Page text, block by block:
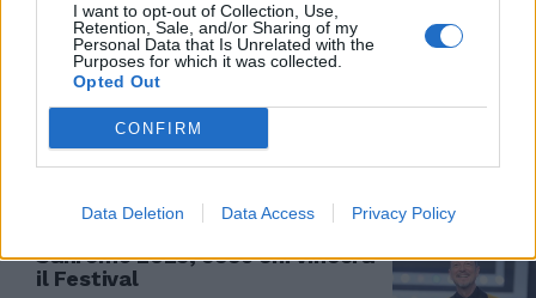
I want to opt-out of Collection, Use,
Retention, Sale, and/or Sharing of my
Personal Data that Is Unrelated with the
Purposes for which it was collected.
Opted Out
CONFIRM
Data Deletion Data Access Privacy Policy
CONTO ALLA ROVESCIA
"Måneskin a Sanremo".
L'annuncio di Amadeus. Perché
al Tg1 non c'è Ethan
20/01/2023
SUPER FAVORITI
Sanremo 2023, ecco chi vincerà
il Festival